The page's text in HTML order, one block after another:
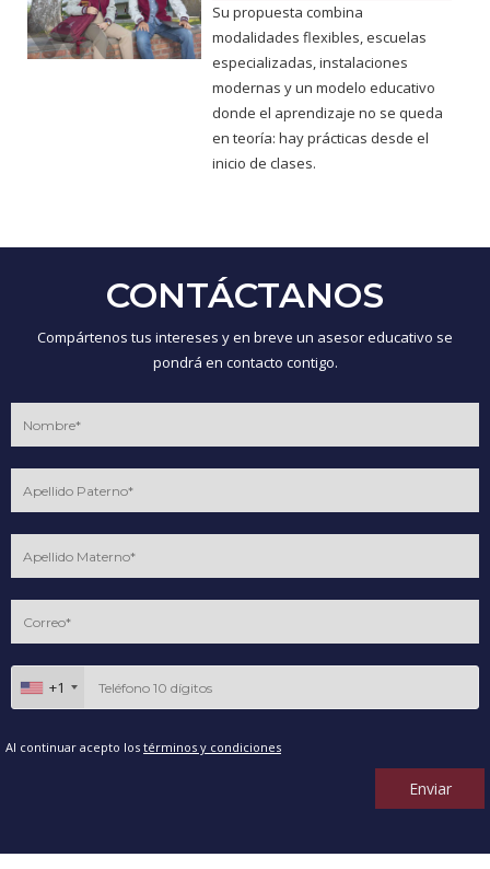
Su propuesta combina
modalidades flexibles, escuelas
especializadas, instalaciones
modernas y un modelo educativo
donde el aprendizaje no se queda
en teoría: hay prácticas desde el
inicio de clases.
CONTÁCTANOS
Compártenos tus intereses y en breve un asesor educativo se
pondrá en contacto contigo.
+1
Al continuar acepto los términos y condiciones
Enviar